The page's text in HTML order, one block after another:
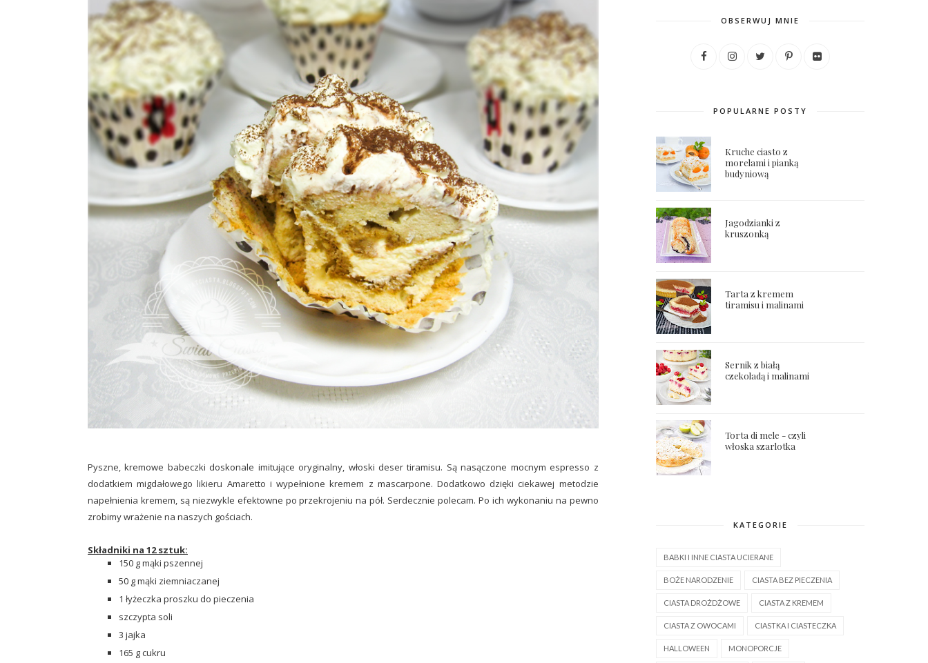
Pyszne, kremowe babeczki doskonale imitujące oryginalny, włoski deser tiramisu. Są nasączone mocnym espresso z
dodatkiem migdałowego likieru Amaretto i wypełnione kremem z mascarpone. Dodatkowo dzięki ciekawej metodzie
napełnienia kremem, są niezwykle efektowne po przekrojeniu na pół. Serdecznie polecam. Po ich wykonaniu na pewno
zrobimy wrażenie na naszych gościach.
Składniki na 12 sztuk:
150 g mąki pszennej
50 g mąki ziemniaczanej
1 łyżeczka proszku do pieczenia
szczypta soli
3 jajka
165 g cukru
OBSERWUJ MNIE
POPULARNE POSTY
Kruche ciasto z
morelami i pianką
budyniową
Jagodzianki z
kruszonką
Tarta z kremem
tiramisu i malinami
Sernik z białą
czekoladą i malinami
Torta di mele - czyli
włoska szarlotka
KATEGORIE
BABKI I INNE CIASTA UCIERANE
BOŻE NARODZENIE CIASTA BEZ PIECZENIA
CIASTA DROŻDŻOWE CIASTA Z KREMEM
CIASTA Z OWOCAMI CIASTKA I CIASTECZKA
HALLOWEEN MONOPORCJE